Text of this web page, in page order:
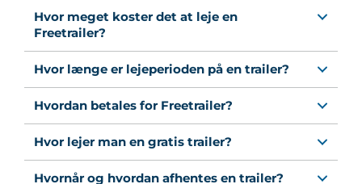
Hvor meget koster det at leje en
Freetrailer?
Hvor længe er lejeperioden på en trailer?
Hvordan betales for Freetrailer?
Hvor lejer man en gratis trailer?
Hvornår og hvordan afhentes en trailer?